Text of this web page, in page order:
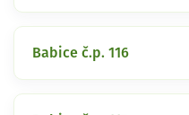
Babice č.p. 116